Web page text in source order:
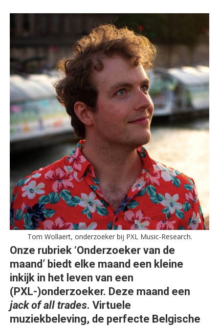
Tom Wollaert, onderzoeker bij PXL Music-Research.
Onze rubriek ‘Onderzoeker van de
maand’ biedt elke maand een kleine
inkijk in het leven van een
(PXL-)onderzoeker. Deze maand een
jack of all trades. Virtuele
muziekbeleving, de perfecte Belgische